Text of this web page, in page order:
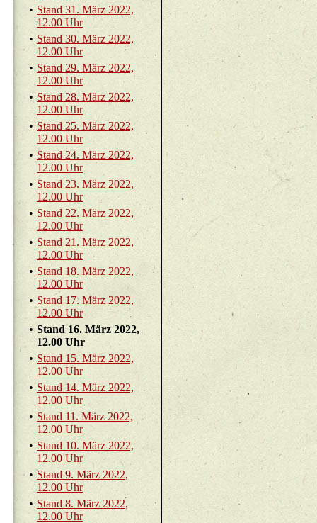
• Stand 31. März 2022,
12.00 Uhr
• Stand 30. März 2022,
12.00 Uhr
• Stand 29. März 2022,
12.00 Uhr
• Stand 28. März 2022,
12.00 Uhr
• Stand 25. März 2022,
12.00 Uhr
• Stand 24. März 2022,
12.00 Uhr
• Stand 23. März 2022,
12.00 Uhr
• Stand 22. März 2022,
12.00 Uhr
• Stand 21. März 2022,
12.00 Uhr
• Stand 18. März 2022,
12.00 Uhr
• Stand 17. März 2022,
12.00 Uhr
• Stand 16. März 2022,
12.00 Uhr
• Stand 15. März 2022,
12.00 Uhr
• Stand 14. März 2022,
12.00 Uhr
• Stand 11. März 2022,
12.00 Uhr
• Stand 10. März 2022,
12.00 Uhr
• Stand 9. März 2022,
12.00 Uhr
• Stand 8. März 2022,
12.00 Uhr